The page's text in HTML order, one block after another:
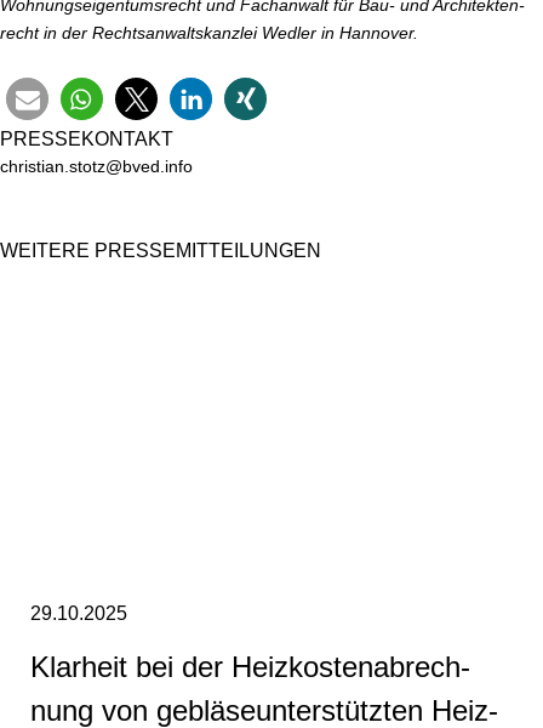
Woh­nungs­ei­gen­tums­recht und Fachanwalt für Bau- und Ar­chi­tek­ten­
recht in der Rechts­an­walts­kanz­lei Wedler in Hannover.
PRES­SE­KON­TAKT
christian.​stotz@​bved.​info
WEITERE PRES­SE­MIT­TEI­LUN­GEN
29.10.2025
Klarheit bei der Heiz­kos­ten­ab­rech­
nung von ge­blä­se­un­ter­stütz­ten Heiz­